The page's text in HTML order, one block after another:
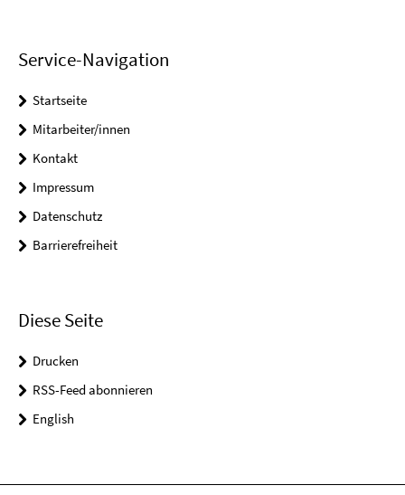
Service-Navigation
Startseite
Mitarbeiter/innen
Kontakt
Impressum
Datenschutz
Barrierefreiheit
Diese Seite
Drucken
RSS-Feed abonnieren
English